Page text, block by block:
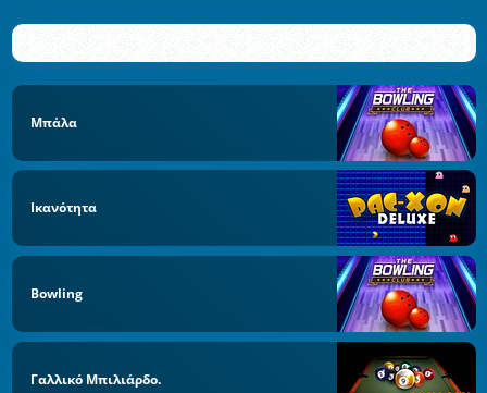
Μπάλα
Ικανότητα
Bowling
Γαλλικό Μπιλιάρδο.